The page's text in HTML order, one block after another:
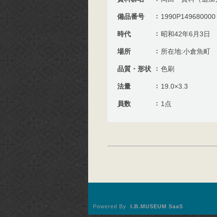
備品番号 1990P149680000
時代 昭和42年6月3日
場所 所在地:小倉魚町
品質・形状 色刷
法量 19.0×3.3
員数 1点
Powered By I.B.MUSEUM SaaS